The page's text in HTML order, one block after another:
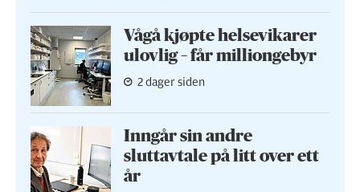
Vågå kjøpte helse­vikarer
ulovlig – får milliongebyr
2 dager siden
Inngår sin andre
sluttavtale på litt over ett
år